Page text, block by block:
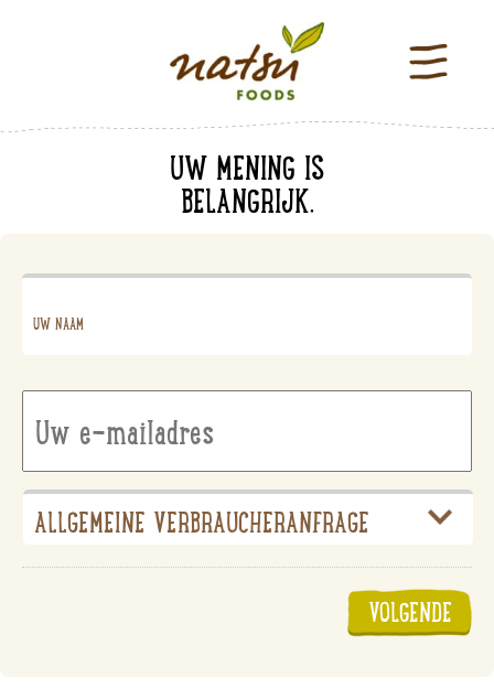
UW MENING IS
BELANGRIJK.
uw
mailadres
Choose *